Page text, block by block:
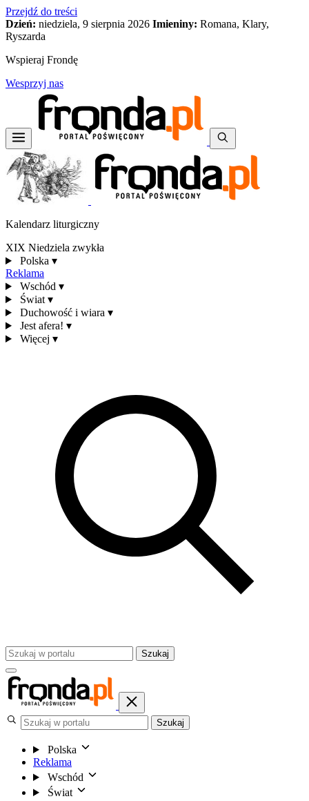
Przejdź do treści
Dzień: niedziela, 9 sierpnia 2026 Imieniny: Romana, Klary,
Ryszarda
Wspieraj Frondę
Wesprzyj nas
Kalendarz liturgiczny
XIX Niedziela zwykła
Polska ▾
Reklama
Wschód ▾
Świat ▾
Duchowość i wiara ▾
Jest afera! ▾
Więcej ▾
Szukaj
Szukaj
Polska
Reklama
Wschód
Świat